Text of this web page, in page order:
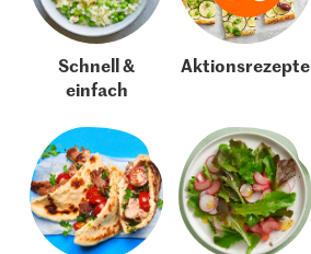
Schnell &
einfach
Aktionsrezepte